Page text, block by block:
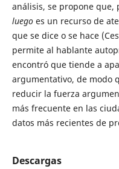
análisis, se propone que,
luego es un recurso de
que se dice o se hace
permite al hablante
encontró que tiende a
argumentativo, de modo
reducir la fuerza
más frecuente en las
datos más recientes de
Descargas